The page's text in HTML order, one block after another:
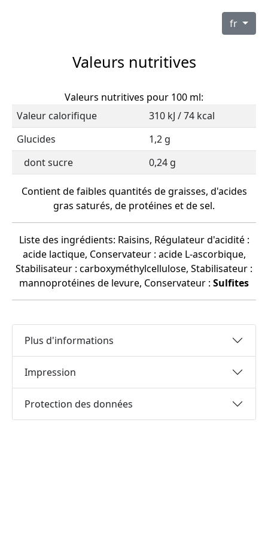
fr
Valeurs nutritives
Valeurs nutritives pour 100 ml:
Valeur calorifique
310 kJ / 74 kcal
Glucides
1,2 g
dont sucre
0,24 g
Contient de faibles quantités de graisses, d'acides
gras saturés, de protéines et de sel.
Liste des ingrédients: Raisins, Régulateur d'acidité :
acide lactique, Conservateur : acide L-ascorbique,
Stabilisateur : carboxyméthylcellulose, Stabilisateur :
mannoprotéines de levure, Conservateur : Sulfites
Plus d'informations
Impression
Protection des données